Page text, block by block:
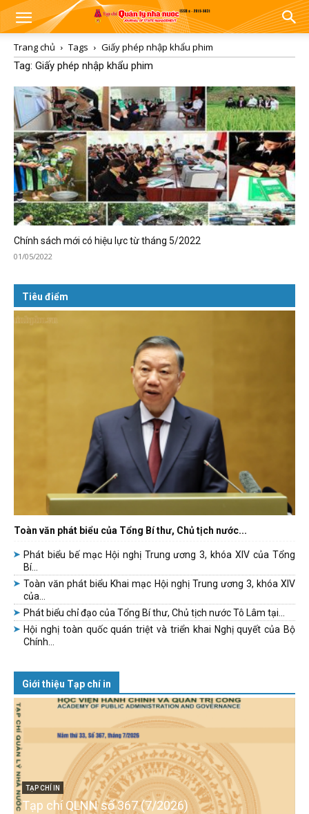
Trang chủ Tags
Giấy phép nhập khẩu phim
Tag: Giấy phép nhập khẩu phim
Chính sách mới có hiệu lực từ tháng 5/2022
01/05/2022
Tiêu điểm
Toàn văn phát biểu của Tổng Bí thư, Chủ tịch nước...
Phát biểu bế mạc Hội nghị Trung ương 3, khóa XIV của Tổng
Bí...
Toàn văn phát biểu Khai mạc Hội nghị Trung ương 3, khóa XIV
của...
Phát biểu chỉ đạo của Tổng Bí thư, Chủ tịch nước Tô Lâm tại...
Hội nghị toàn quốc quán triệt và triển khai Nghị quyết của Bộ
Chính...
Giới thiệu Tạp chí in
TẠP CHÍ IN
Tạp chí QLNN số 367 (7/2026)